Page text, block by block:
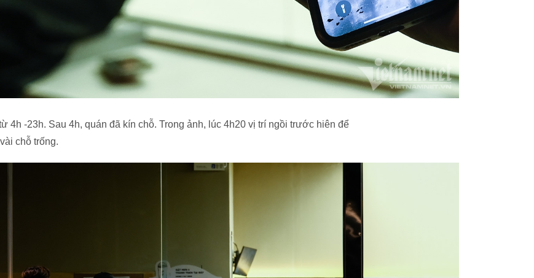
4h -23h. Sau 4h, quán đã kín chỗ. Trong ảnh, lúc 4h20 vị trí ngồi trước hiên để
chỗ trống.